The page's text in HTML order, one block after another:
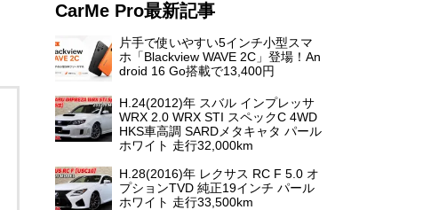
CarMe Pro最新記事
片手で使いやすい5インチ小型スマ
ホ「Blackview WAVE 2C」登場！An
droid 16 Go搭載で13,400円
H.24(2012)年 スバル インプレッサ
WRX 2.0 WRX STI スペックC 4WD
HKS車高調 SARDメタキャタ パール
ホワイト 走行32,000km
H.28(2016)年 レクサス RC F 5.0 オ
プションTVD 純正19インチ パール
ホワイト 走行33,500km